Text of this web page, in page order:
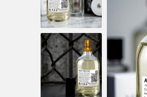
৳
৳